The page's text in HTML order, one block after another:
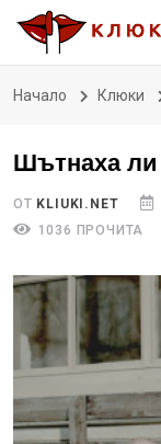
Начало Клюки
Шътнаха ли
ОТ KLIUKI.NET
1036 ПРОЧИТА